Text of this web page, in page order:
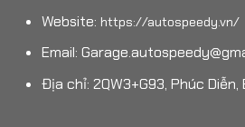
Website: https://autospeedy.vn/
Email:
Địa chỉ: 2QW3+G93, Phúc Diễn,